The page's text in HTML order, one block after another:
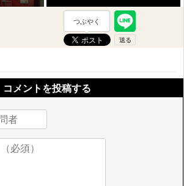
つぶやく
コメントを投稿する